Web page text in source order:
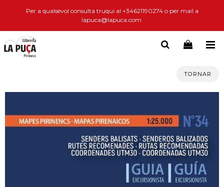
Per a qualsevol consulta truqui al +34621190274 o per mail a
lapuca@lapuca.com
TORNAR